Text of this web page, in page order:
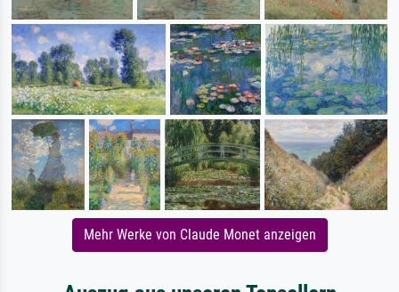
Mehr Werke von Claude Monet anzeigen